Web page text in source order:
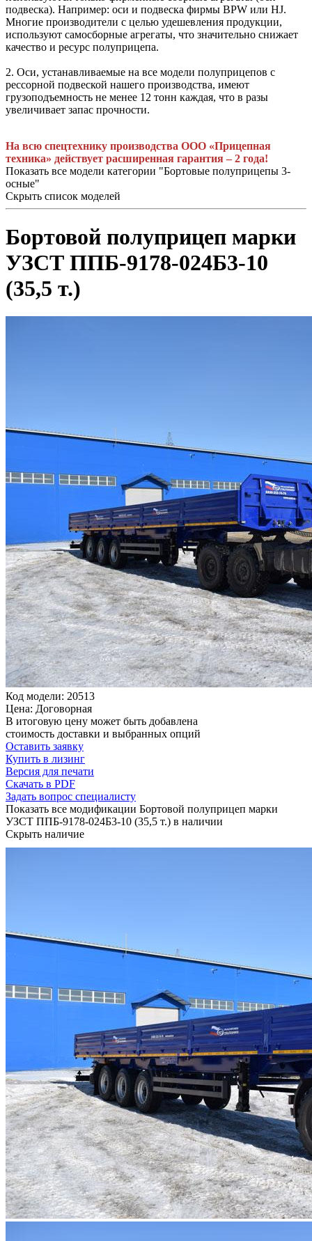
подвеска). Например: оси и подвеска фирмы BPW или HJ.
Многие производители с целью удешевления продукции,
используют самосборные агрегаты, что значительно снижает
качество и ресурс полуприцепа.
2. Оси, устанавливаемые на все модели полуприцепов с
рессорной подвеской нашего производства, имеют
грузоподъемность не менее 12 тонн каждая, что в разы
увеличивает запас прочности.
На всю спецтехнику производства ООО «Прицепная
техника» действует расширенная гарантия – 2 года!
Показать все модели категории "Бортовые полуприцепы 3-
осные"
Скрыть список моделей
Бортовой полуприцеп марки
УЗСТ ППБ-9178-024Б3-10
(35,5 т.)
Код модели: 20513
Цена: Договорная
В итоговую цену может быть добавлена
стоимость доставки и выбранных опций
Оставить заявку
Купить в лизинг
Версия для печати
Скачать в PDF
Задать вопрос специалисту
Показать все модификации Бортовой полуприцеп марки
УЗСТ ППБ-9178-024Б3-10 (35,5 т.) в наличии
Скрыть наличие